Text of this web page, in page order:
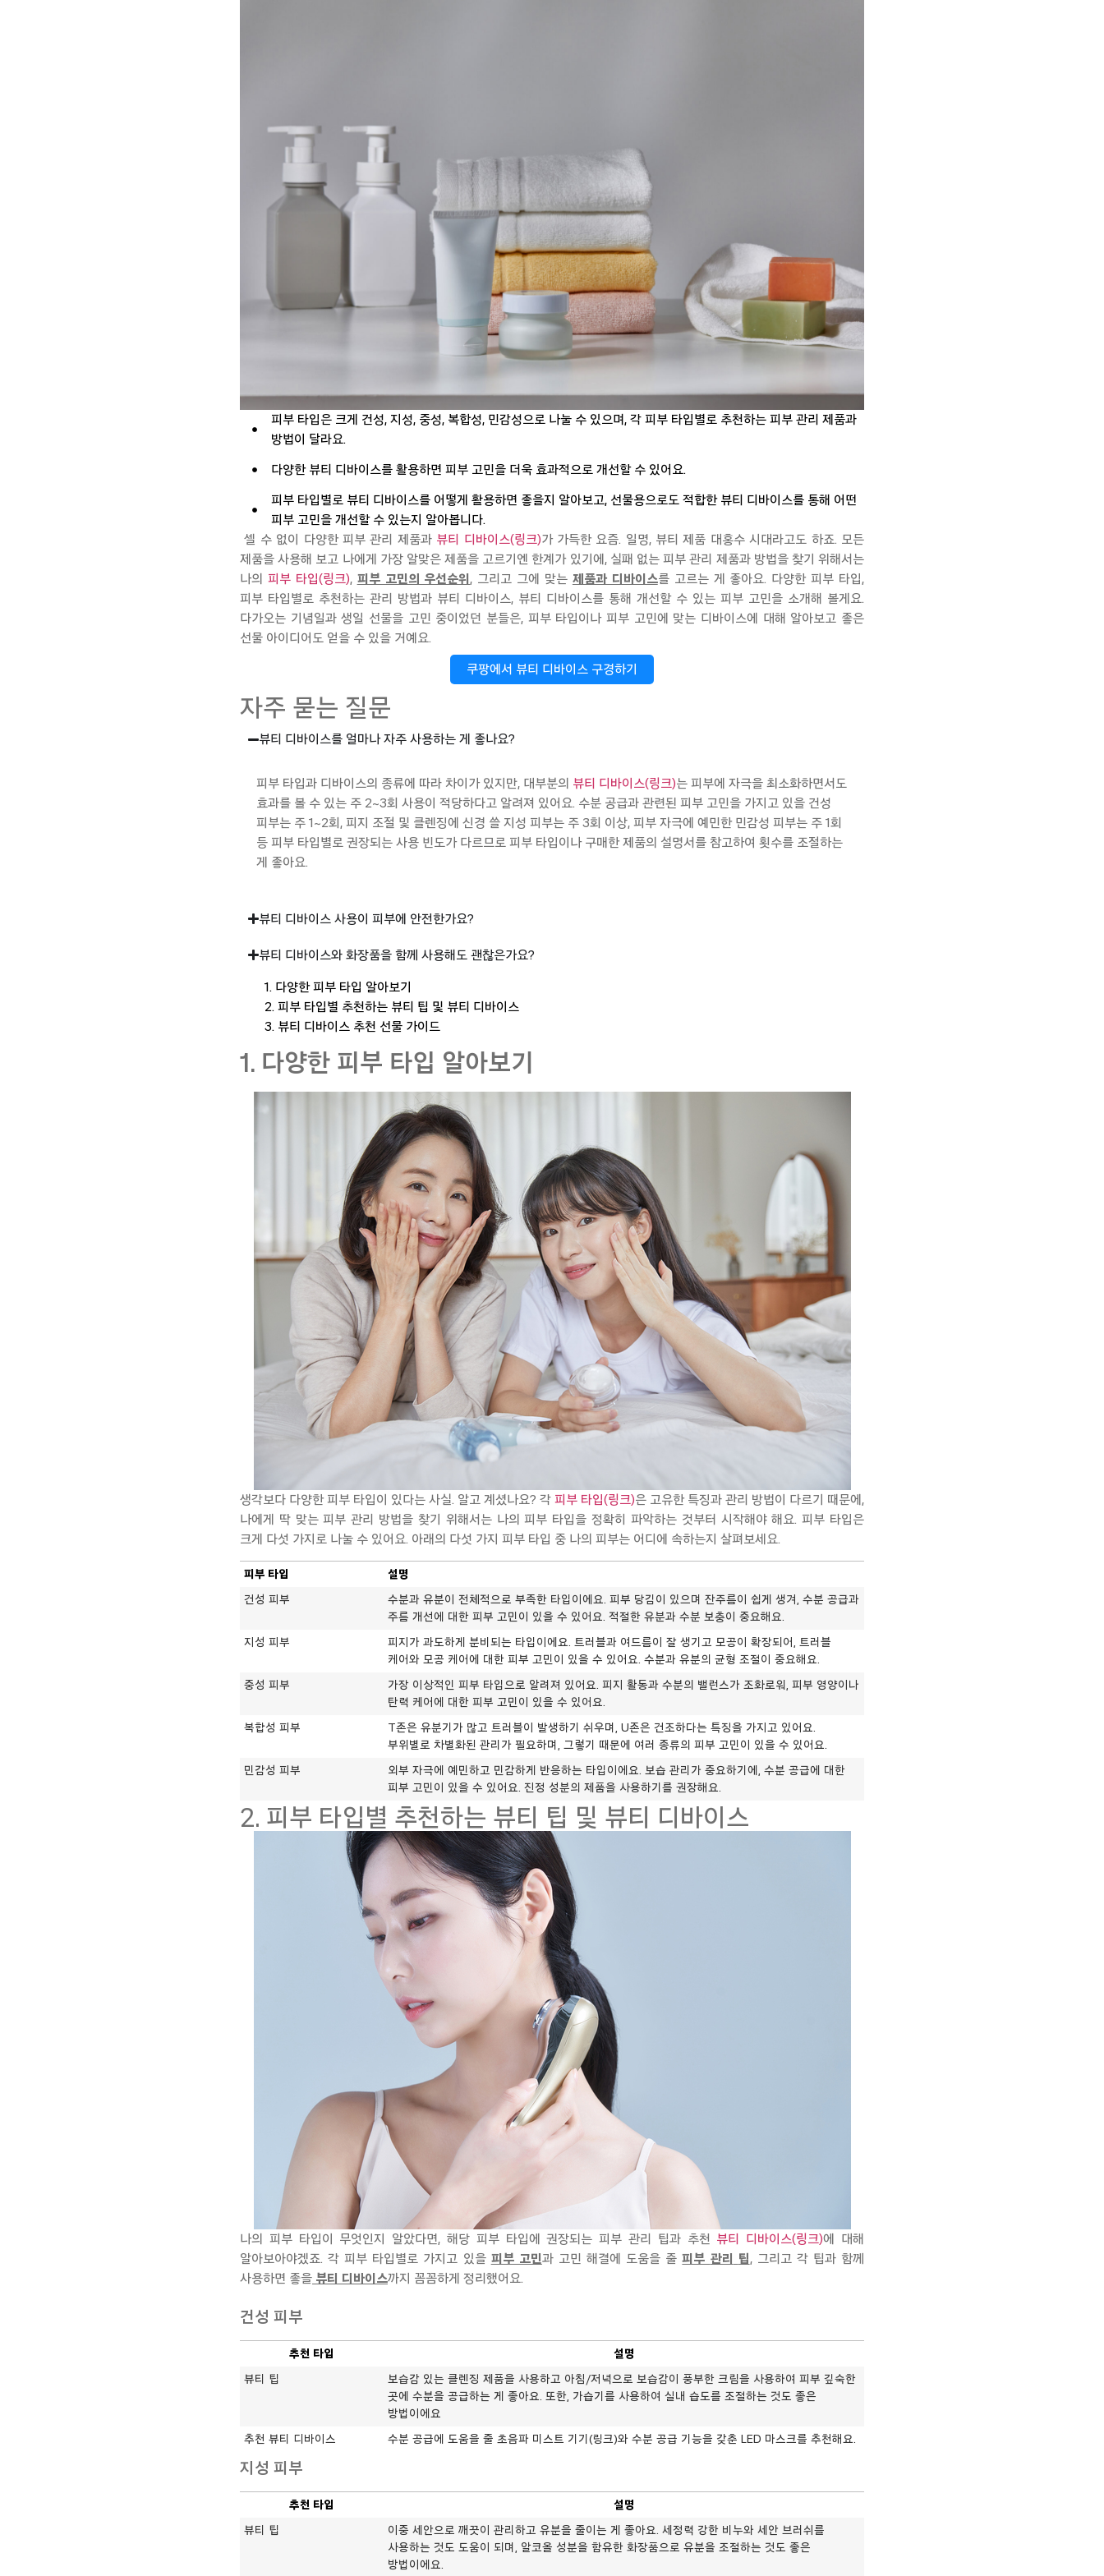
피부 타입은 크게 건성, 지성, 중성, 복합성, 민감성으로 나눌 수 있으며, 각 피부 타입별로 추천하는 피부 관리 제품과
방법이 달라요.
다양한 뷰티 디바이스를 활용하면 피부 고민을 더욱 효과적으로 개선할 수 있어요.
피부 타입별로 뷰티 디바이스를 어떻게 활용하면 좋을지 알아보고, 선물용으로도 적합한 뷰티 디바이스를 통해 어떤
피부 고민을 개선할 수 있는지 알아봅니다.
셀 수 없이 다양한 피부 관리 제품과 뷰티 디바이스(링크)가 가득한 요즘. 일명, 뷰티 제품 대홍수 시대라고도 하죠. 모든
제품을 사용해 보고 나에게 가장 알맞은 제품을 고르기엔 한계가 있기에, 실패 없는 피부 관리 제품과 방법을 찾기 위해서는
나의 피부 타입(링크), 피부 고민의 우선순위 , 그리고 그에 맞는 제품과 디바이스를 고르는 게 좋아요. 다양한 피부 타입,
피부 타입별로 추천하는 관리 방법과 뷰티 디바이스, 뷰티 디바이스를 통해 개선할 수 있는 피부 고민을 소개해 볼게요.
다가오는 기념일과 생일 선물을 고민 중이었던 분들은, 피부 타입이나 피부 고민에 맞는 디바이스에 대해 알아보고 좋은
선물 아이디어도 얻을 수 있을 거예요.
쿠팡에서 뷰티 디바이스 구경하기
자주 묻는 질문
뷰티 디바이스를 얼마나 자주 사용하는 게 좋나요?
피부 타입과 디바이스의 종류에 따라 차이가 있지만, 대부분의 뷰티 디바이스(링크)는 피부에 자극을 최소화하면서도
효과를 볼 수 있는 주 2~3회 사용이 적당하다고 알려져 있어요. 수분 공급과 관련된 피부 고민을 가지고 있을 건성
피부는 주 1 ~2회, 피지 조절 및 클렌징에 신경 쓸 지성 피부는 주 3회 이상, 피부 자극에 예민한 민감성 피부는 주 1회
등 피부 타입별로 권장되는 사용 빈도가 다르므로 피부 타입이나 구매한 제품의 설명서를 참고하여 횟수를 조절하는
게
좋아요.
뷰티 디바이스 사용이 피부에 안전한가요?
뷰티 디바이스와 화장품을 함께 사용해도 괜찮은가요?
1. 다양한 피부 타입 알아보기
2. 피부 타입별 추천하는 뷰티 팁 및 뷰티 디바이스
3. 뷰티 디바이스 추천 선물 가이드
1. 다양한 피부 타입 알아보기
생각보다 다양한 피부 타입이 있다는 사실. 알고 계셨나요? 각 피부 타입(링크)은 고유한 특징과 관리 방법이 다르기 때문에,
나에게 딱 맞는 피부 관리 방법을 찾기 위해서는 나의 피부 타입을 정확히 파악하는 것부터 시작해야 해요.피부 타입은
크게 다섯 가지로 나눌 수 있어요. 아래의 다섯 가지 피부 타입 중 나의 피부는 어디에 속하는지 살펴보세요.
피부 타입 설명
건성 피부
수분과 유분이 전체적으로 부족한 타입이에요. 피부 당김이 있으며 잔주름이 쉽게 생겨, 수분 공급과
주름 개선에 대한 피부 고민이 있을 수 있어요. 적절한 유분과 수분 보충이 중요해요.
지성 피부
피지가 과도하게 분비되는 타입이에요. 트러블과 여드름이 잘 생기고 모공이 확장되어, 트러블
케어와 모공 케어에 대한 피부 고민이 있을 수 있어요. 수분과 유분의 균형 조절이 중요해요.
중성 피부
가장 이상적인 피부 타입으로 알려져 있어요. 피지 활동과 수분의 밸런스가 조화로워, 피부 영양이나
탄력 케어에 대한 피부 고민이 있을 수 있어요.
복합성 피부
T존은 유분기가 많고 트러블이 발생하기 쉬우며, U존은 건조하다는 특징을 가지고 있어요.
부위별로 차별화된 관리가 필요하며, 그렇기 때문에 여러 종류의 피부 고민이 있을 수 있어요.
민감성 피부
외부 자극에 예민하고 민감하게 반응하는 타입이에요. 보습 관리가 중요하기에, 수분 공급에 대한
피부 고민이 있을 수 있어요. 진정 성분의 제품을 사용하기를 권장해요.
2. 피부 타입별 추천하는 뷰티 팁 및 뷰티 디바이스
나의 피부 타입이 무엇인지 알았다면, 해당 피부 타입에 권장되는 피부 관리 팁과 추천 뷰티 디바이스(링크)에 대해
알아보아야겠죠. 각 피부 타입별로 가지고 있을 피부 고민과 고민 해결에 도움을 줄피부 관리 팁, 그리고 각 팁과 함께
사용하면 좋을 뷰티 디바이스까지 꼼꼼하게 정리했어요.
건성 피부
추천 타입 설명
뷰티 팁
보습감 있는 클렌징 제품을 사용하고 아침/저녁으로 보습감이 풍부한 크림을 사용하여 피부 깊숙한
곳에 수분을 공급하는 게 좋아요. 또한, 가습기를 사용하여 실내 습도를 조절하는 것도 좋은
방법이에요
추천 뷰티 디바이스 수분 공급에 도움을 줄 초음파 미스트 기기(링크)와 수분 공급 기능을 갖춘 LED 마스크를 추천해요.
지성 피부
추천 타입 설명
뷰티 팁
이중 세안으로 깨끗이 관리하고 유분을 줄이는 게 좋아요. 세정력 강한 비누와 세안 브러쉬를
사용하는 것도 도움이 되며, 알코올 성분을 함유한 화장품으로 유분을 조절하는 것도 좋은
방법이에요.